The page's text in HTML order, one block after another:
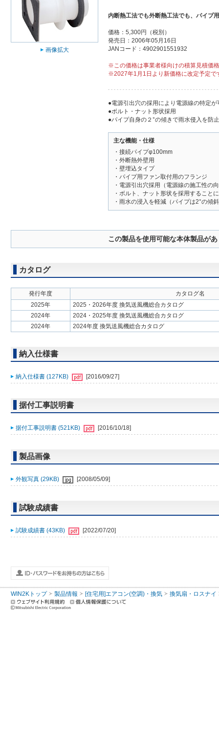
画像拡大
内断熱工法でも外断熱工法でも、パイプ
価格：5,300円（税別）
発売日：2006年05月16日
JANコード：4902901551932
※この価格は事業者様向けの積算見積価
※2027年1月1日より新価格に改定予定で
●電源引出穴の採用により電源線の特定が
●ボルト・ナット形状採用
●パイプ自身の２°の傾きで雨水侵入を防止
主な機能・仕様
・接続パイプφ100mm
・外断熱外壁用
・壁埋込タイプ
・パイプ用ファン取付用のフランジ
・電源引出穴採用（電源線の施工性の
・ボルト、ナット形状を採用すること
・雨水の浸入を軽減（パイプは2°の傾
この製品を使用可能な本体製品が
カタログ
発行年度
カタログ名
2025年
2025・2026年度 換気送風機総合カタログ
2024年
2024・2025年度 換気送風機総合カタログ
2024年
2024年度 換気送風機総合カタログ
納入仕様書
納入仕様書 (127KB) [2016/09/27]
据付工事説明書
据付工事説明書 (521KB) [2016/10/18]
製品画像
外観写真 (29KB) [2008/05/09]
試験成績書
試験成績書 (43KB) [2022/07/20]
WIN2Kトップ 製品情報 [住宅用]エアコン(空調)・換気 換気扇・ロスナイ